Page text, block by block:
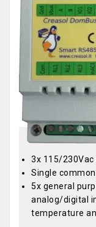
3x 115/
Single
5x general
analog/digital
temperature